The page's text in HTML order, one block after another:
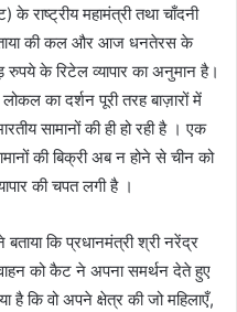
महामंत्री तथा चाँदनी
की कल और आज धनतेरस के
के रिटेल व्यापार का अनुमान है।
का दर्शन पूरी तरह बाज़ारों में
सामानों की ही हो रही है । एक
की बिक्री अब न होने से चीन को
की चपत लगी है ।
बताया कि प्रधानमंत्री श्री नरेंद्र
को कैट ने अपना समर्थन देते हुए
कि वो अपने क्षेत्र की जो महिलाएँ,